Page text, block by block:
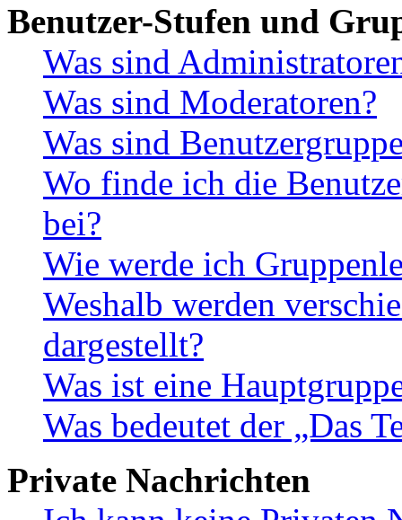
Benutzer-Stufen und
Was sind
Was sind Moderatoren?
Was sind
Wo finde ich die
bei?
Wie werde ich
Weshalb werden
dargestellt?
Was ist eine
Was bedeutet der „Das
Private Nachrichten